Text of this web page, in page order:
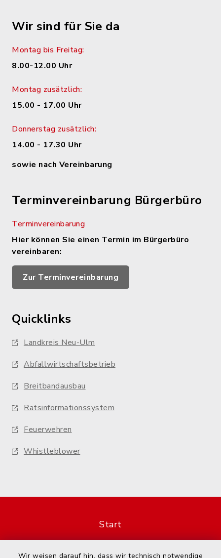
Wir weisen darauf hin, dass wir technisch notwendige
Wir sind für Sie da
Montag bis Freitag:
8.00-12.00 Uhr
Montag zusätzlich:
15.00 - 17.00 Uhr
Donnerstag zusätzlich:
14.00 - 17.30 Uhr
sowie nach Vereinbarung
Terminvereinbarung Bürgerbüro
Terminvereinbarung
Hier können Sie einen Termin im Bürgerbüro
vereinbaren:
Zur Terminvereinbarung
Quicklinks
Landkreis Neu-Ulm
Abfallwirtschaftsbetrieb
Breitbandausbau
Ratsinformationssystem
Feuerwehren
Whistleblower
Start
Kontakt